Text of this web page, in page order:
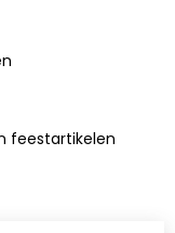
feestartikelen